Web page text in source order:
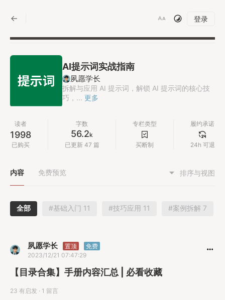
登录
AI提示词实战指南
夙愿学长
拆解与应用 AI 提示词，解锁 AI 提示词的核心技
巧，... 更多
读者
1998
已购买
字数
56.2k
已更新 47 篇
专栏类型
买断制
履约承诺
24h 可退
内容 免费预览 排序与视图
全部 #基础入门 11 #技巧应用 11 #案例拆解 7
夙愿学长 置顶
免费
2023/12/21 07:47:29
【目录合集】手册内容汇总 | 必看收藏
23 有启发 · 1 留言